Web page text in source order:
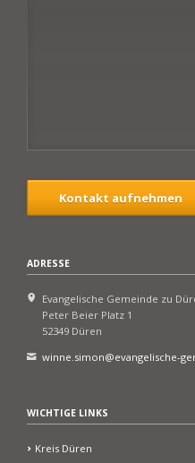
Kontakt aufnehmen
ADRESSE
Evangelische Gemeinde zu
Peter Beier Platz 1
52349 Düren
winne.simon@evangelische-
WICHTIGE LINKS
Kreis Düren